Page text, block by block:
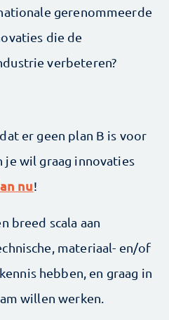
gerenommeerde
die de
verbeteren?
er geen plan B is voor
je wil graag innovaties
nu!
breed scala aan
materiaal- en/of
hebben, en graag in
willen werken.